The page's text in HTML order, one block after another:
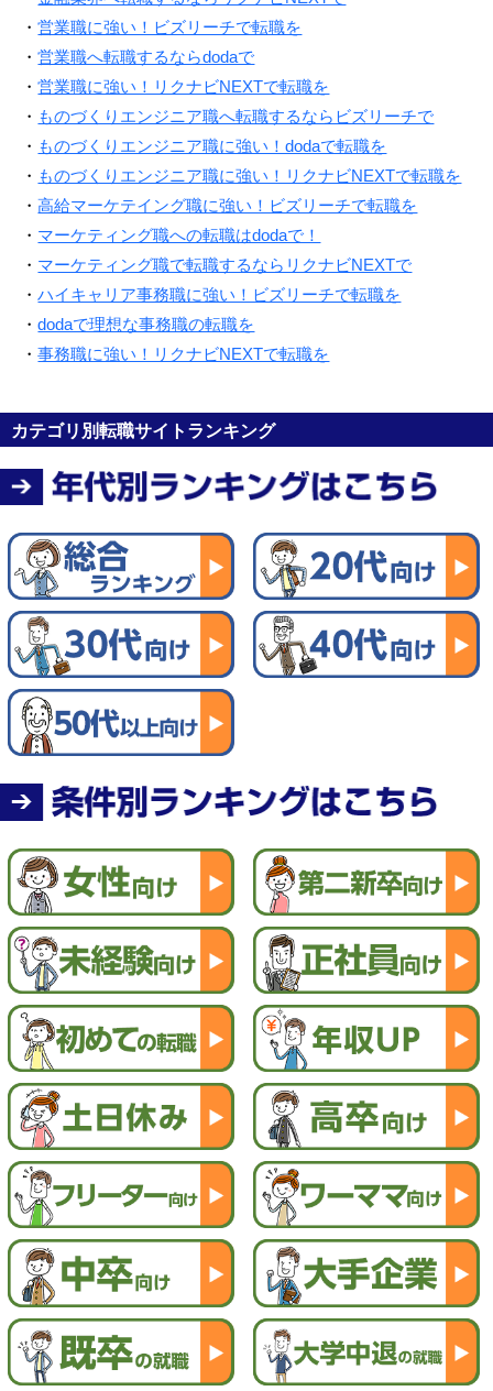
・営業職に強い！ビズリーチで転職を
・営業職へ転職するならdodaで
・営業職に強い！リクナビNEXTで転職を
・ ものづくりエンジニア職へ転職するならビズリーチで
・ ものづくりエンジニア職に強い！dodaで転職を
・ ものづくりエンジニア職に強い！リクナビNEXTで転職を
・高給マーケテイング職に強い！ビズリーチで転職を
・ マーケティング職への転職はdodaで！
・ マーケティング職で転職するならリクナビNEXTで
・ハイキャリア事務職に強い！ビズリーチで転職を
・dodaで理想な事務職の転職を
・事務職に強い！リクナビNEXTで転職を
カテゴリ別転職サイトランキング